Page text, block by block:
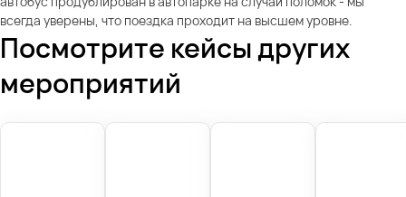
всегда уверены, что поездка проходит на высшем уровне.
Посмотрите кейсы других
мероприятий